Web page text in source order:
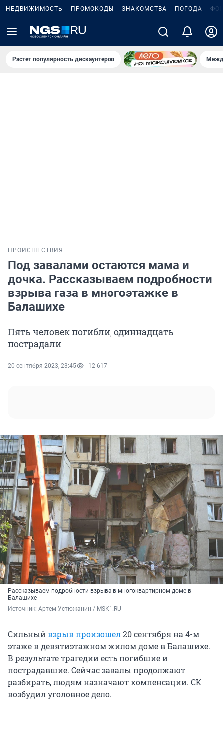
НЕДВИЖИМОСТЬ ПРОМОКОДЫ ЗНАКОМСТВА ПОГОДА
Растет популярность дискаунтеров
ПРОИСШЕСТВИЯ
Под завалами остаются мама и
дочка. Рассказываем подробности
взрыва газа в многоэтажке в
Балашихе
Пять человек погибли, одиннадцать
пострадали
20 сентября 2023, 23:45 12 617
Рассказываем подробности взрыва в многоквартирном доме в
Балашихе
Источник: Артем Устюжанин / MSK1.RU
Сильныйвзрыв произошел20 сентября на 4-м
этаже в девятиэтажном жилом доме в Балашихе.
В результате трагедии есть погибшие и
пострадавшие. Сейчас завалы продолжают
разбирать, людям назначают компенсации. СК
возбудил уголовное дело.